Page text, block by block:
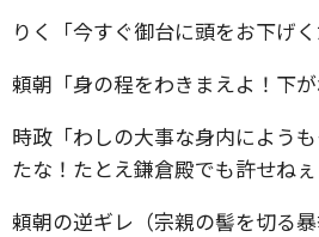
りく「今すぐ御台に頭をお下げく
頼朝「身の程をわきまえよ！下が
時政「わしの大事な身内によう
たな！たとえ鎌倉殿でも許せねぇ
頼朝の逆ギレ（宗親の髻を切る